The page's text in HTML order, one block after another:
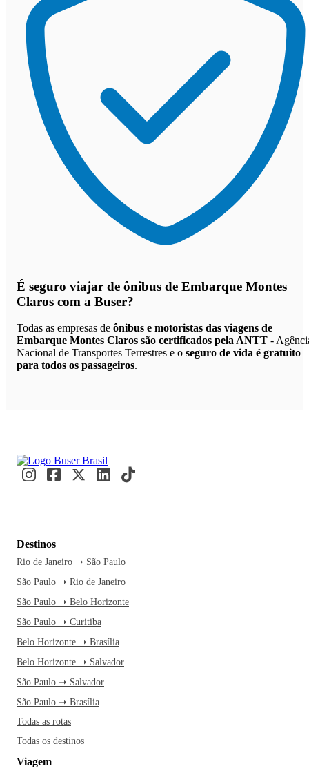
É seguro viajar de ônibus de Embarque Montes
Claros com a Buser?
Todas as empresas de ônibus e motoristas das viagens de
Embarque Montes Claros são certificados pela ANTT -
Nacional de Transportes Terrestres e o seguro de vida é gratuito
para todos os passageiros.
Destinos
Rio de Janeiro ➝ São Paulo
São Paulo ➝ Rio de Janeiro
São Paulo ➝ Belo Horizonte
São Paulo ➝ Curitiba
Belo Horizonte ➝ Brasília
Belo Horizonte ➝ Salvador
São Paulo ➝ Salvador
São Paulo ➝ Brasília
Todas as rotas
Todas os destinos
Viagem